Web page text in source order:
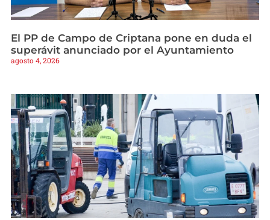
El PP de Campo de Criptana pone en duda el
superávit anunciado por el Ayuntamiento
agosto 4, 2026